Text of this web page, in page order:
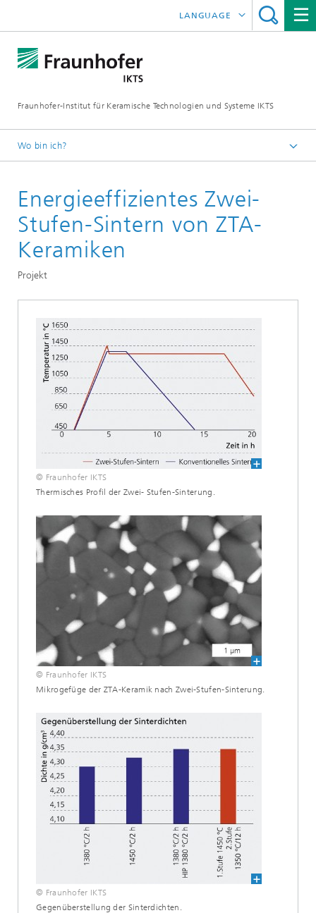
Fraunhofer-Institut für Keramische Technologien und Systeme IKTS
LANGUAGE
ČESKÝ
Wo bin ich?
Abteilungen
Strukturkeramik
Oxid- und polymerkeramische Komponenten
Energieeffizientes Zwei-
Stufen-Sintern von ZTA-
Keramiken
Projekt
© Fraunhofer IKTS
Thermisches Profil der Zwei- Stufen-Sinterung.
© Fraunhofer IKTS
Mikrogefüge der ZTA-Keramik nach Zwei-Stufen-Sinterung.
© Fraunhofer IKTS
Gegenüberstellung der Sinterdichten.